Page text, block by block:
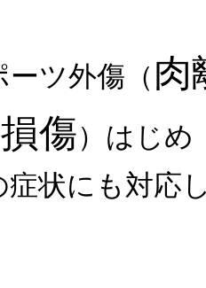
ツ外傷（ 肉
傷）はじめ
症状にも対応